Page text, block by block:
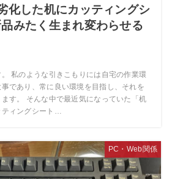
化した机にカッティングシ
みたく生まれ変わらせる
私のような引きこもりには自宅の作業環
であり、常に良い環境を目指し、それを
す。 そんな中で最近気になっていた「机
ィングシート…
PC・Web関係